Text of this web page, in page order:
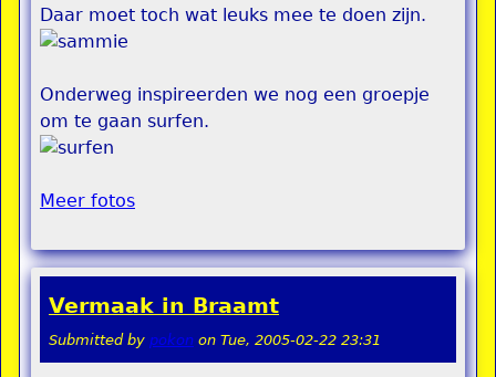
Daar moet toch wat leuks mee te doen zijn.
Onderweg inspireerden we nog een groepje
om te gaan surfen.
Meer fotos
Vermaak in Braamt
Submitted by pokon on Tue, 2005-02-22 23:31